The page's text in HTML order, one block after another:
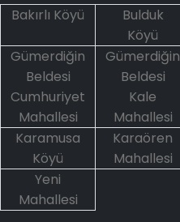
Bakırlı Köyü
Bulduk
Köyü
Gümerdiğin
Beldesi
Cumhuriyet
Mahallesi
Gümerdiğin
Beldesi
Kale
Mahallesi
Karamusa
Köyü
Karaören
Mahallesi
Yeni
Mahallesi